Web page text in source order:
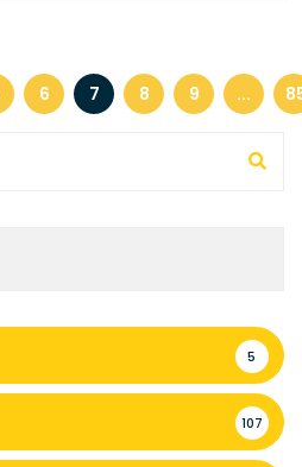
6 7 8 9 ...
5
107